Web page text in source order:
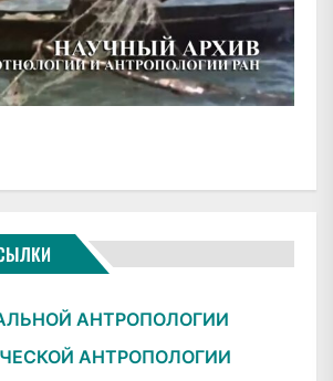
АНТРОПОЛОГИИ
АНТРОПОЛОГИИ